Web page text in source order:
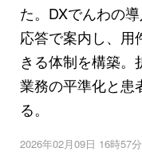
た。DXでんわの
応答で案内し、用
きる体制を構築
業務の平準化と患
る。
2026年02月09日 16時57